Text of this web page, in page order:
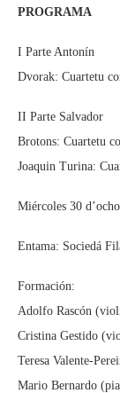
PROGRAMA
I Parte Antonín
Dvorak: Cuartetu
II Parte Salvador
Brotons: Cuartetu
Joaquin Turina:
Miércoles 30
Entama: Sociedá
Formación:
Adolfo Rascón
Cristina Gestido
Teresa Valente-
Mario Bernardo